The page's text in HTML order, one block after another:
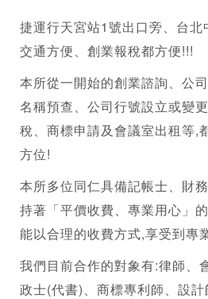
捷運行天宮站1號出口旁、台北
交通方便、創業報稅都方便!!!
本所從一開始的創業諮詢、公
名稱預查、公司行號設立或變
稅、商標申請及會議室出租等,
方位!
本所多位同仁具備記帳士、財
持著「平價收費、專業用心」
能以合理的收費方式,享受到專
我們目前合作的對象有:律師、
政士(代書)、商標專利師、設